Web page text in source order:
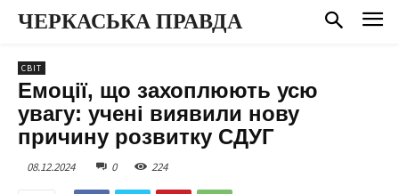
ЧЕРКАСЬКА ПРАВДА
СВІТ
Емоції, що захоплюють усю
увагу: учені виявили нову
причину розвитку СДУГ
08.12.2024 0 224